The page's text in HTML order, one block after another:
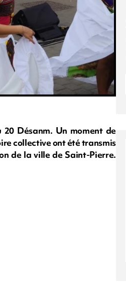
Désanm. Un moment de
collective ont été transmis
de la ville de Saint-Pierre.